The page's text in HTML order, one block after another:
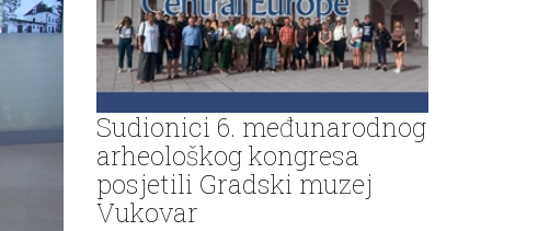
Sudionici 6. međunarodnog
arheološkog kongresa
posjetili Gradski muzej
Vukovar